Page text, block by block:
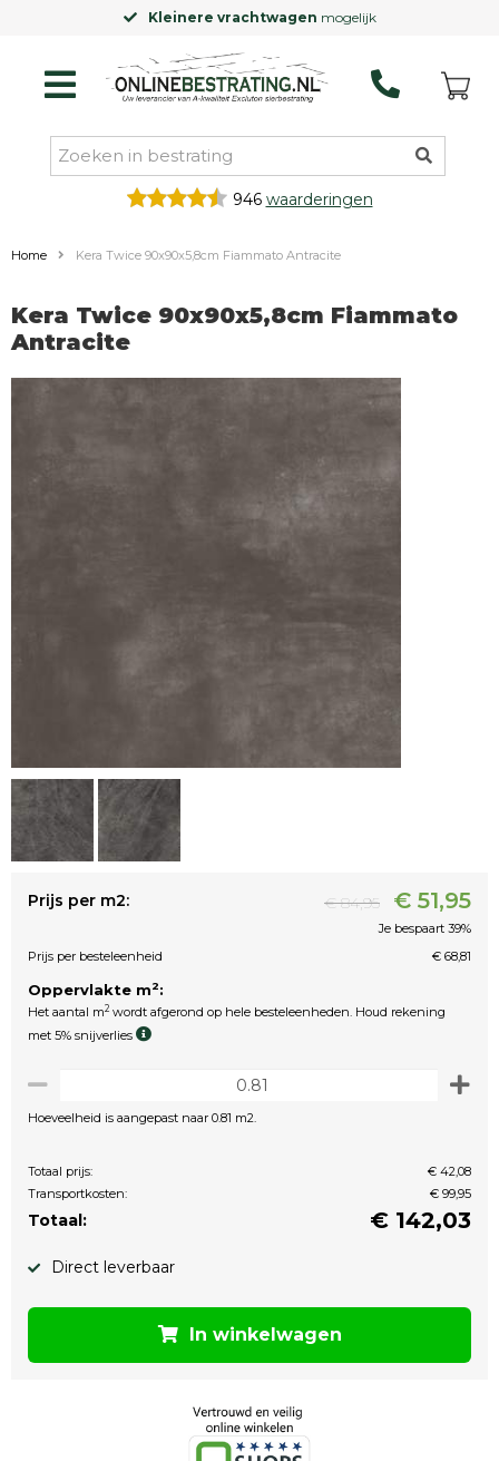
Kleinere vrachtwagen mogelijk
946 waarderingen
Home Kera Twice 90x90x5,8cm Fiammato Antracite
Kera Twice 90x90x5,8cm Fiammato
Antracite
Prijs per m2: € 84,95 € 51,95
Je bespaart 39%
Prijs per besteleenheid
€ 68,81
Oppervlakte m2:
Het aantal m2 wordt afgerond op hele besteleenheden. Houd rekening
met 5% snijverlies
Hoeveelheid is aangepast naar 0.81 m2.
Totaal prijs:
€ 42,08
Transportkosten:
€ 99,95
Totaal: € 142,03
Direct leverbaar
In winkelwagen